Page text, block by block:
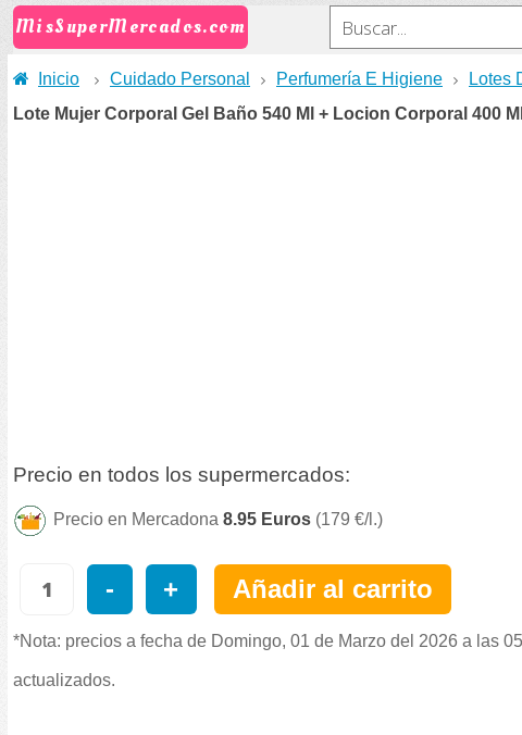
MisSuperMercados.com
Inicio Cuidado Personal Perfumería E Higiene
Lotes
Lote Mujer Corporal Gel Baño 540 Ml + Locion Corporal 400
Precio en todos los supermercados:
Precio en Mercadona 8.95 Euros (179 €/l.)
- + Añadir al carrito
*Nota: precios a fecha de Domingo, 01 de Marzo del 2026 a las
actualizados.